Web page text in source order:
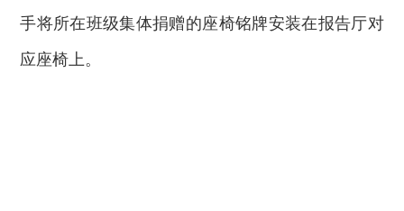
手将所在班级集体捐赠的座椅铭牌安装在报告厅对
应座椅上。